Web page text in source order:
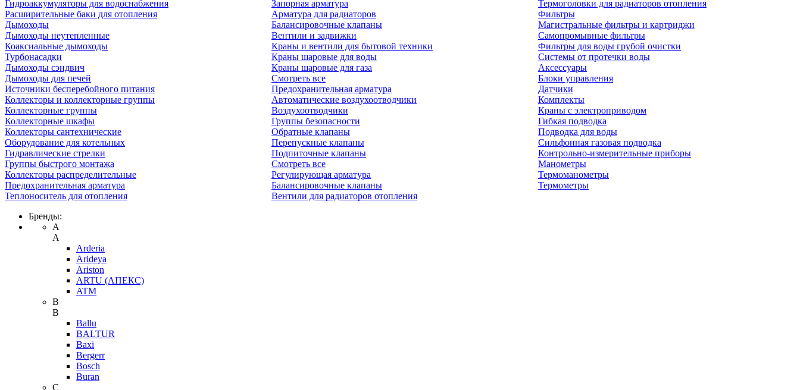
Гидроаккумуляторы для водоснабжения
Расширительные баки для отопления
Дымоходы
Дымоходы неутепленные
Коаксиальные дымоходы
Турбонасадки
Дымоходы сэндвич
Дымоходы для печей
Источники бесперебойного питания
Коллекторы и коллекторные группы
Коллекторные группы
Коллекторные шкафы
Коллекторы сантехнические
Оборудование для котельных
Гидравлические стрелки
Группы быстрого монтажа
Коллекторы распределительные
Предохранительная арматура
Теплоноситель для отопления
Запорная арматура
Арматура для радиаторов
Балансировочные клапаны
Вентили и задвижки
Краны и вентили для бытовой техники
Краны шаровые для воды
Краны шаровые для газа
Смотреть все
Предохранительная арматура
Автоматические воздухоотводчики
Воздухоотводчики
Группы безопасности
Обратные клапаны
Перепускные клапаны
Подпиточные клапаны
Смотреть все
Регулирующая арматура
Балансировочные клапаны
Вентили для радиаторов отопления
Термоголовки для радиаторов отопления
Фильтры
Магистральные фильтры и картриджи
Самопромывные фильтры
Фильтры для воды грубой очистки
Системы от протечки воды
Аксессуары
Блоки управления
Датчики
Комплекты
Краны с электроприводом
Гибкая подводка
Подводка для воды
Сильфонная газовая подводка
Контрольно-измерительные приборы
Манометры
Термоманометры
Термометры
Бренды:
A
A
Arderia
Arideya
Ariston
ARTU (АПЕКС)
ATM
B
B
Ballu
BALTUR
Baxi
Bergerr
Bosch
Buran
C